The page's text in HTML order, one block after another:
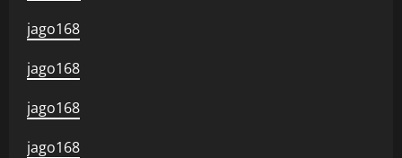
jago168
jago168
jago168
jago168